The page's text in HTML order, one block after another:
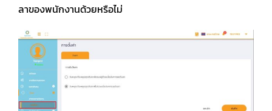
การสาธิต
คู่มือการใช้งาน
สมัครใช้งานฟรี
ลาของพนักงานด้วยหรือไม่